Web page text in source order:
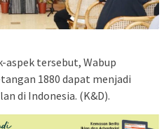
aspek tersebut, Wabup
1880 dapat menjadi
di Indonesia. (K&D).